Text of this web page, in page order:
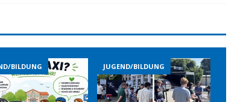
JUGEND/BILDUNG JUGEND/BILDUNG